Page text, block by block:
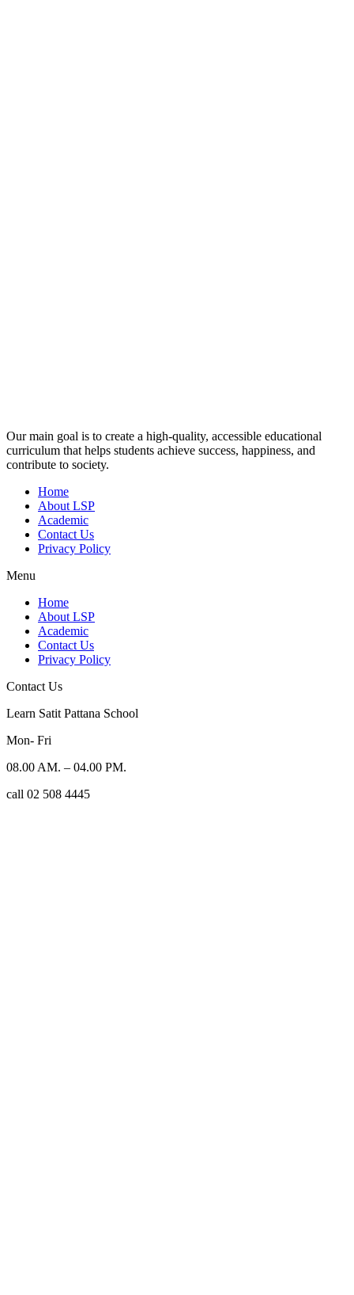
Our main goal is to create a high-quality, accessible educational
curriculum that helps students achieve success, happiness, and
contribute to society.
Home
About LSP
Academic
Contact Us
Privacy Policy
Menu
Home
About LSP
Academic
Contact Us
Privacy Policy
Contact Us
Learn Satit Pattana School
Mon- Fri
08.00 AM. – 04.00 PM.
call 02 508 4445